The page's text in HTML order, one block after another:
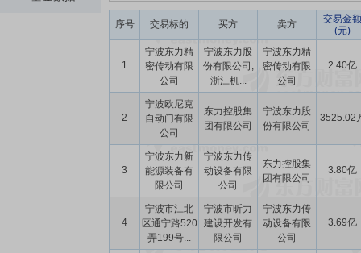
序号 交易标的 买方 卖方
交易金额
(元)
1
宁波东力精
密传动有限
公司
宁波东力股
份有限公司,
浙江机...
宁波东力精
密传动有限
公司
2.40亿
2
宁波欧尼克
自动门有限
公司
东力控股集
团有限公司
宁波东力股
份有限公司
3525.02
3
宁波东力新
能源装备有
限公司
宁波东力传
动设备有限
公司
东力控股集
团有限公司
3.80亿
4
宁波市江北
区通宁路520
弄199号...
宁波市昕力
建设开发有
限公司
宁波东力传
动设备有限
公司
3.69亿